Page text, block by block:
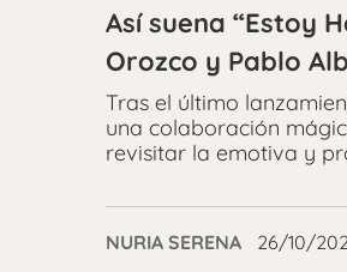
Así suena “Estoy
Orozco y Pablo
Tras el último
una colaboración
revisitar la emotiva y
NURIA SERENA 26/10/